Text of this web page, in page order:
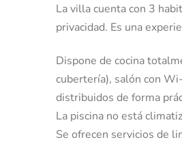
La villa cuenta con 3
privacidad. Es una
Dispone de cocina
cubertería), salón con
distribuidos de forma
La piscina no está
Se ofrecen servicios de